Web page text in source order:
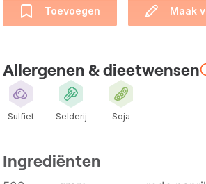
Toevoegen Maak
Allergenen & dieetwensen
Sulfiet Selderij Soja
Ingrediënten